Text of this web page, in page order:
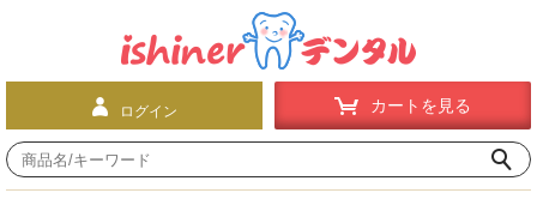
ログイン カートを見る